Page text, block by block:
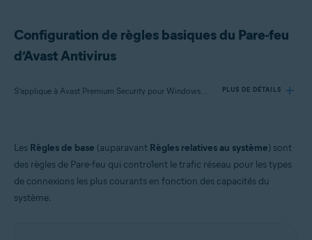
Configuration de règles basiques du Pare-feu
d’Avast Antivirus
S’applique à Avast Premium Security pour Windows, Avast AntiVirus Gratuit pour Windows PLUS DE DÉTAILS
Produits:
Avast Premium Security 23.x pour Windows
Systèmes d'exploitation:
Les Règles de base (auparavant Règles relatives au système) sont
des règles de Pare-feu qui contrôlent le trafic réseau pour les types
de connexions les plus courants en fonction des capacités du
système.